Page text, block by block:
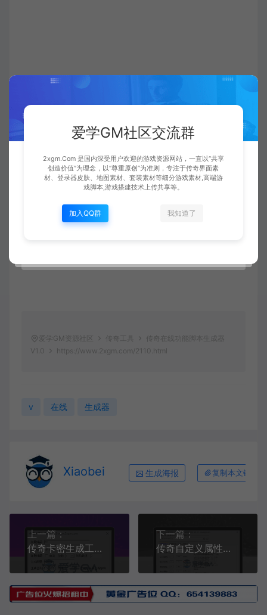
爱学GM资源社区 传奇工具
传奇在线功能脚本生成器
V1.0
https://www.2xgm.com/2110.html
v 在线 生成器
Xiaobei 生成海报 复制本文链接
上一篇：
传奇卡密生成工具V1.0
下一篇：
传奇自定义属性脚本生成工具V1.1
爱学GM社区交流群
2xgm.Com 是国内深受用户欢迎的游戏资源网站，一直以“共享
创造价值”为理念，以“尊重原创”为准则，专注于传奇界面素
材、登录器皮肤、地图素材、套装素材等细分游戏素材,高端游
戏脚本,游戏搭建技术上传共享等。
加入QQ群 我知道了